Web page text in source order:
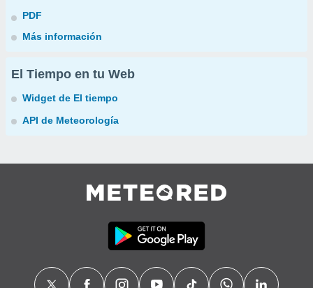
PDF
Más información
El Tiempo en tu Web
Widget de El tiempo
API de Meteorología